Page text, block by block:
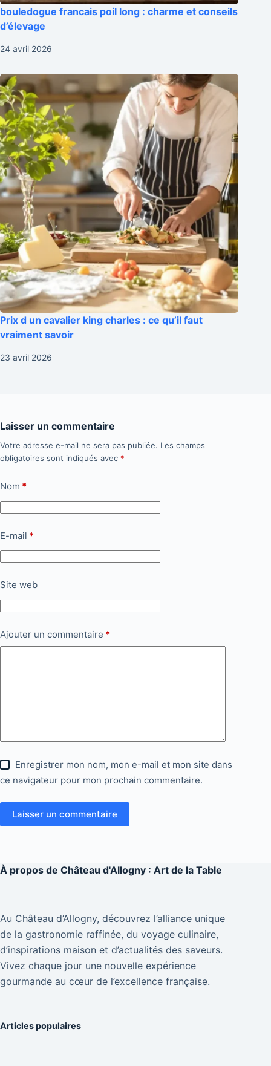
bouledogue francais poil long : charme et conseils
d’élevage
24 avril 2026
Prix d un cavalier king charles : ce qu’il faut
vraiment savoir
23 avril 2026
Laisser un commentaire
Votre adresse e-mail ne sera pas publiée. Les champs
obligatoires sont indiqués avec *
Nom *
E-mail *
Site web
Ajouter un commentaire *
Enregistrer mon nom, mon e-mail et mon site dans
ce navigateur pour mon prochain commentaire.
Laisser un commentaire
À propos de Château d'Allogny : Art de la Table
Au Château d’Allogny, découvrez l’alliance unique
de la gastronomie raffinée, du voyage culinaire,
d’inspirations maison et d’actualités des saveurs.
Vivez chaque jour une nouvelle expérience
gourmande au cœur de l’excellence française.
Articles populaires